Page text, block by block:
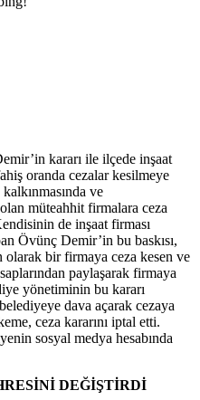
kararı ile ilçede inşaat
oranda cezalar kesilmeye
ve
müteahhit firmalara ceza
de inşaat firması
Övünç Demir’in bu baskısı,
olarak bir firmaya ceza kesen ve
paylaşarak firmaya
yönetiminin bu kararı
dava açarak cezaya
ceza kararını iptal etti.
sosyal medya hesabında
DEĞİŞTİRDİ